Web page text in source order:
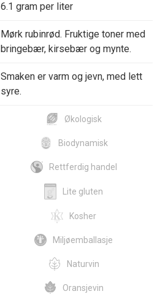
6.1 gram per liter
Mørk rubinrød. Fruktige toner med
bringebær, kirsebær og mynte.
Smaken er varm og jevn, med lett
syre.
Økologisk
Biodynamisk
Rettferdig handel
Lite gluten
Kosher
Miljøemballasje
Naturvin
Oransjevin